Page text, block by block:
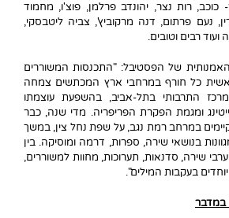
כוכב, רות נצר, יהונדב פרלמן, פוצ'ו, מחמוד
נעם פרתום, דנה מרקוביץ', צביה ליטבסקי,
ועוד רבים וטובים.
של הפסטיבל: "התכנסות המשוררים
כל חורף במרחבי ארץ המכתשים צמחה
התרבותי בתל-אביב, בהשפעת עוצמתו
ומגמת הפקרת הפריפריה. מדי שנה, כבר
במרחב רמת נגב, על שפת נחל צין, במשך
בנושאי שירה, ספרות, דרמה ומוסיקה. בין
שירה, סדנאות, תערוכות, מחוות למשוררים,
בעקבות המילים".
במדבר